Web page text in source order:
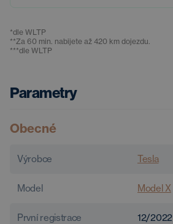
*dle WLTP
**Za 60 min. nabijete až 420 km dojezdu.
***dle WLTP
Parametry
Obecné
Výrobce Tesla
Model Model X
První registrace 12/2022